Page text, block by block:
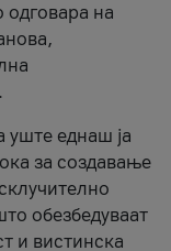
одговара на
уште еднаш ја
за создавање
обезбедуваат
и вистинска